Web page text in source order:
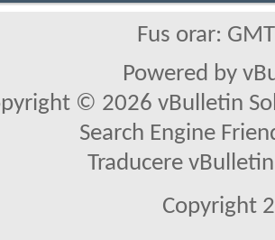
Fus orar:
Powered by
© 2026 vBulletin
Search Engine
Traducere
Copyright